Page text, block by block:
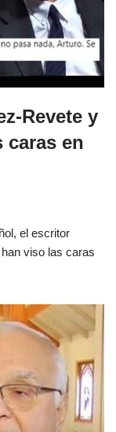
Revete y
caras en
el escritor
viso las caras